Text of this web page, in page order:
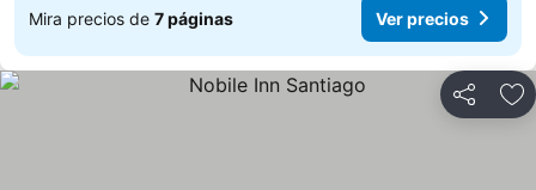
Mira precios de 7 páginas Ver precios
Compartir